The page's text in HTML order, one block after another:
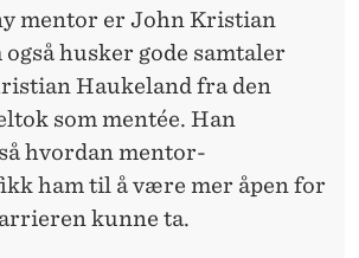
mentor er John Kristian
husker gode samtaler
Haukeland fra den
som mentée. Han
hvordan mentor-
ham til å være mer åpen for
kunne ta.